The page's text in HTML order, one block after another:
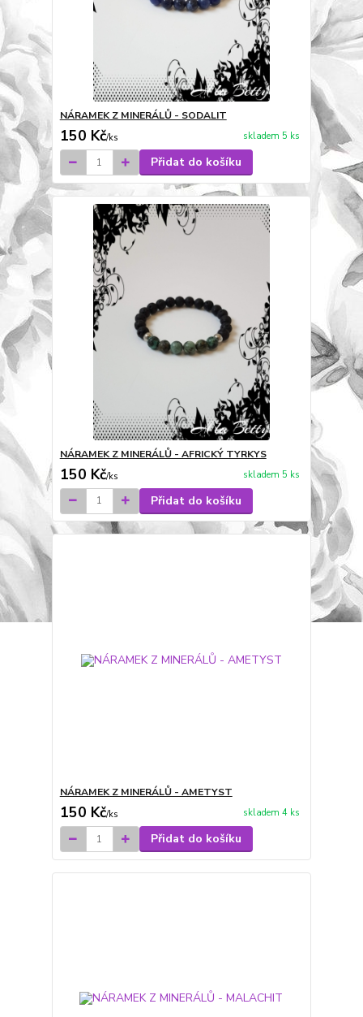
NÁRAMEK Z MINERÁLŮ - SODALIT
150 Kč/ks skladem 5 ks
Přidat do košíku
NÁRAMEK Z MINERÁLŮ - AFRICKÝ TYRKYS
150 Kč/ks skladem 5 ks
Přidat do košíku
NÁRAMEK Z MINERÁLŮ - AMETYST
150 Kč/ks skladem 4 ks
Přidat do košíku